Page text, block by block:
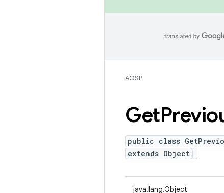
AOSP
Get
public class
extends Object
java.lang.Object